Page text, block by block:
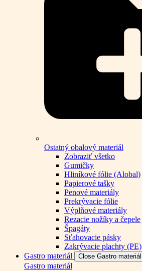
Ostatný obalový materiál
Zobraziť všetko
Gumičky
Hliníkové fólie (Alobal)
Papierové tašky
Penové materiály
Prekrývacie fólie
Výplňové materiály
Rezacie nožíky a čepele
Špagáty
Sťahovacie pásky
Zakrývacie plachty (PE)
Gastro materiál
Close Gastro materiál
Gastro materiál